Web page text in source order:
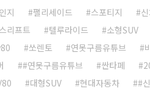
지 팰리세이드 스포티지
리프트
텔루라이드 소형SUV
쏘렌토 연못구름유튜브
#연못구름유튜브 싼타페
대형SUV 현대자동차 #